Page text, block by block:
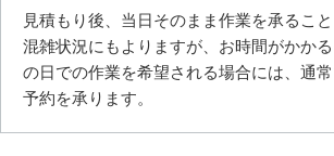
見積もり後、当日そのまま作業を承ること
混雑状況にもよりますが、お時間がかか
の日での作業を希望される場合には、 通
予約を承ります。